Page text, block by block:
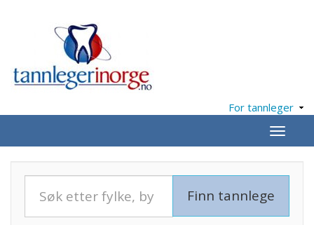
For tannleger
Meny